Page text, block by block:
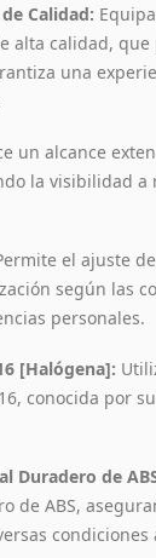
Calidad:
alta calidad, que
una
un alcance
la visibilidad a
el ajuste
según las
personales.
[Halógena]:
conocida por
Duradero de
de ABS,
condiciones